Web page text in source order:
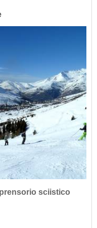
sciistico